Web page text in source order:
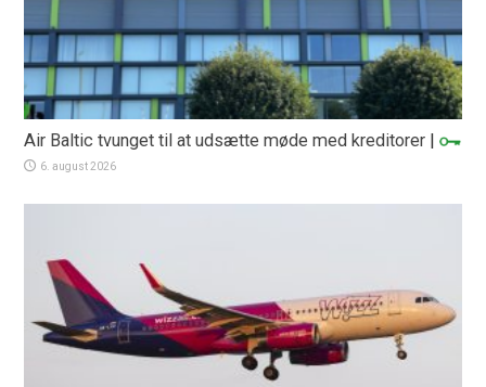
Air Baltic tvunget til at udsætte møde med kreditorer |
6. august 2026